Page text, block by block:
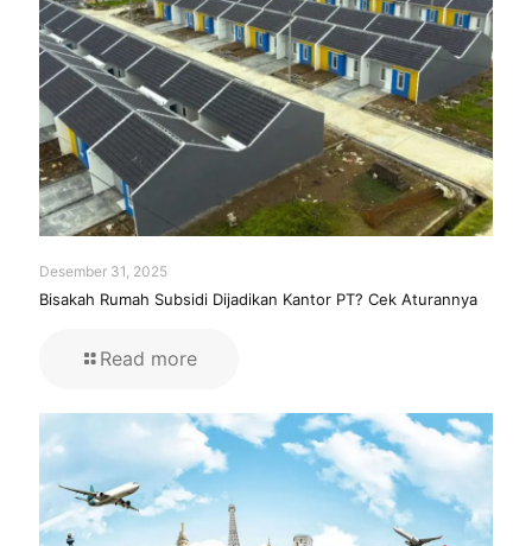
Desember 31, 2025
Bisakah Rumah Subsidi Dijadikan Kantor PT? Cek Aturannya
Read more